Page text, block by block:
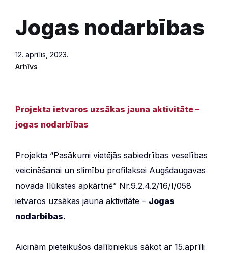
Jogas nodarbības
12. aprīlis, 2023.
Arhīvs
Projekta ietvaros uzsākas jauna aktivitāte –
jogas nodarbības
Projekta “Pasākumi vietējās sabiedrības veselības
veicināšanai un slimību profilaksei Augšdaugavas
novada Ilūkstes apkārtnē” Nr.9.2.4.2/16/I/058
ietvaros uzsākas jauna aktivitāte – Jogas
nodarbības.
Aicinām pieteikušos dalībniekus sākot ar 15.aprīli